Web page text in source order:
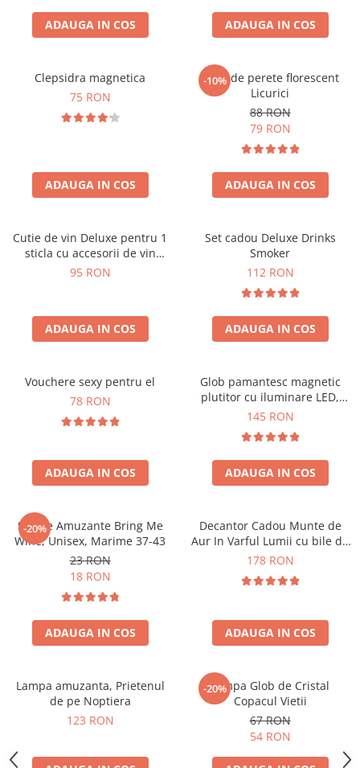
ADAUGA IN COS ADAUGA IN COS
Clepsidra magnetica
75 RON
ADAUGA IN COS
-10%
Ceas de perete florescent
Licurici
88 RON
79 RON
ADAUGA IN COS
Cutie de vin Deluxe pentru 1
sticla cu accesorii de vin
incluse interior oranj
95 RON
ADAUGA IN COS
Set cadou Deluxe Drinks
Smoker
112 RON
ADAUGA IN COS
Vouchere sexy pentru el
78 RON
ADAUGA IN COS
Glob pamantesc magnetic
plutitor cu iluminare LED,
Forma C
145 RON
ADAUGA IN COS
-20%
Sosete Amuzante Bring Me
Wine, Unisex, Marime 37-43
23 RON
18 RON
ADAUGA IN COS
Decantor Cadou Munte de
Aur In Varful Lumii cu bile de
curatare
178 RON
ADAUGA IN COS
Lampa amuzanta, Prietenul
de pe Noptiera
123 RON
-20%
Lampa Glob de Cristal
Copacul Vietii
67 RON
54 RON